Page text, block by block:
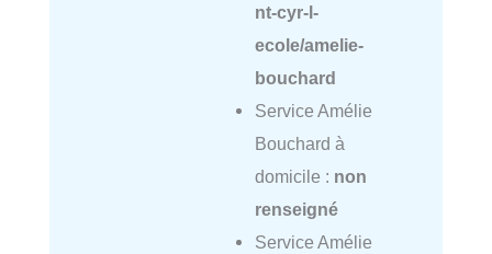
nt-cyr-l-
ecole/amelie-
bouchard
Service Amélie
Bouchard à
domicile : non
renseigné
Service Amélie